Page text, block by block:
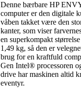
Denne bærbare HP
computer er den digitale
våben takket være den
kanter, som viser
en superkompakt
1,49 kg, så den er
brug for en kraftfuld
Gen Intel® processoren
drive har maskinen altid
eventyr.